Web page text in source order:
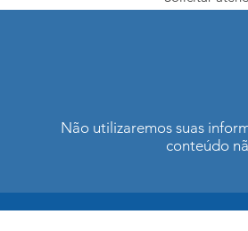
Não utilizaremos suas
conteúdo